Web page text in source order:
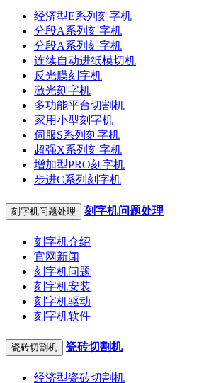
经济型E系列刻字机
分段A系列刻字机
分段A系列刻字机
连续自动进纸模切机
反光膜刻字机
激光刻字机
多功能平台切割机
家用小型刻字机
伺服S系列刻字机
超强X系列刻字机
增加型PRO刻字机
步进C系列刻字机
刻字机问题处理 刻字机问题处理
刻字机介绍
官网新闻
刻字机问题
刻字机安装
刻字机驱动
刻字机软件
瓷砖切割机 瓷砖切割机
经济型瓷砖切割机